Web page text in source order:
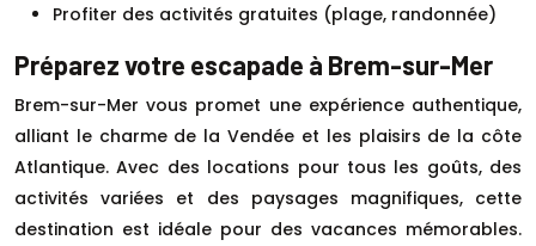
Profiter des activités gratuites (plage, randonnée)
Préparez votre escapade à Brem-sur-Mer
Brem-sur-Mer vous promet une expérience authentique,
alliant le charme de la Vendée et les plaisirs de la côte
Atlantique. Avec des locations pour tous les goûts, des
activités variées et des paysages magnifiques, cette
destination est idéale pour des vacances mémorables.